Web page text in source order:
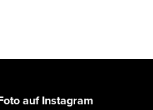
auf Instagram